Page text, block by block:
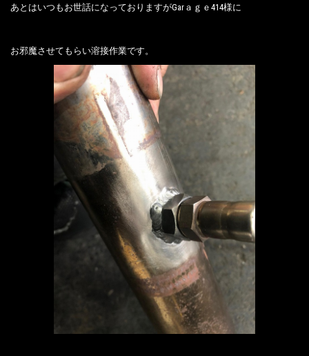
あとはいつもお世話になっておりますがGarａｇｅ414様に
お邪魔させてもらい溶接作業です。